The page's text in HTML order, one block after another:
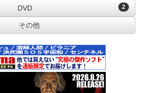
2
DVD
その他